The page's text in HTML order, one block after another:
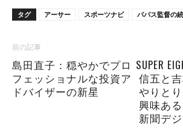
タグ アーサー スポーツナビ パパス監督の
前の記事
島田直子：穏やかでプロ
フェッショナルな投資ア
ドバイザーの新星
SUPER
信五と
やりと
興味あ
新聞デ